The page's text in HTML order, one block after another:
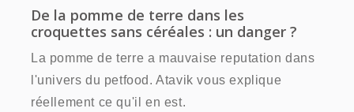
De la pomme de terre dans les
croquettes sans céréales : un danger ?
La pomme de terre a mauvaise reputation dans
l'univers du petfood. Atavik vous explique
réellement ce qu'il en est.